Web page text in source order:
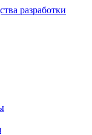
разработки